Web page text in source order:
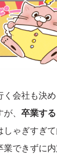
く会社も決
、 卒業す
しゃぎすぎ
業できずに